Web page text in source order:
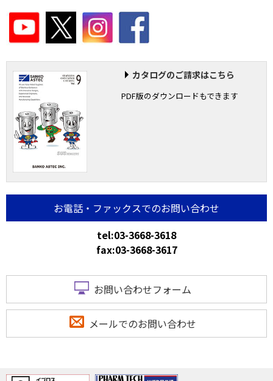
カタログのご請求はこちら
PDF版のダウンロードもできます
お電話・ファックスでのお問い合わせ
tel:03-3668-3618
fax:03-3668-3617
お問い合わせフォーム
メールでのお問い合わせ